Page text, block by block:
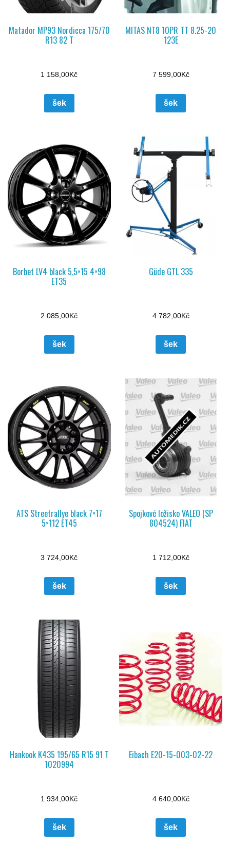
Matador MP93 Nordicca 175/70
R13 82 T
1 158,00Kč
šek
MITAS NT8 10PR TT 8.25-20
123E
7 599,00Kč
šek
Borbet LV4 black 5,5×15 4×98
ET35
2 085,00Kč
šek
Güde GTL 335
4 782,00Kč
šek
ATS Streetrallye black 7×17
5×112 ET45
3 724,00Kč
šek
Spojkové ložisko VALEO (SP
804524) FIAT
1 712,00Kč
šek
Hankook K435 195/65 R15 91 T
1020994
1 934,00Kč
šek
Eibach E20-15-003-02-22
4 640,00Kč
šek